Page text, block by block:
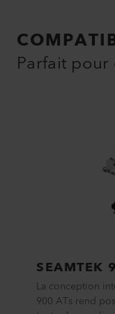
Parfait
SEAMTEK
La conception
900 ATs rend